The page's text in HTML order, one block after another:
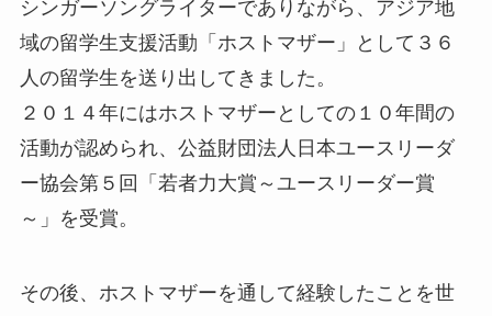
シンガーソングライターでありながら、アジア地
域の留学生支援活動「ホストマザー」として３６
人の留学生を送り出してきました。
２０１４年にはホストマザーとしての１０年間の
活動が認められ、公益財団法人日本ユースリーダ
ー協会第５回「若者力大賞～ユースリーダー賞
～」を受賞。
その後、ホストマザーを通して経験したことを世